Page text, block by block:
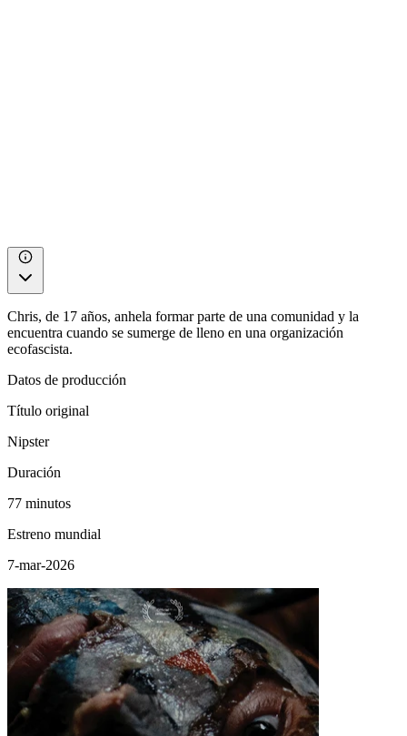
Chris, de 17 años, anhela formar parte de una comunidad y la
encuentra cuando se sumerge de lleno en una organización
ecofascista.
Datos de producción
Título original
Nipster
Duración
77 minutos
Estreno mundial
7-mar-2026